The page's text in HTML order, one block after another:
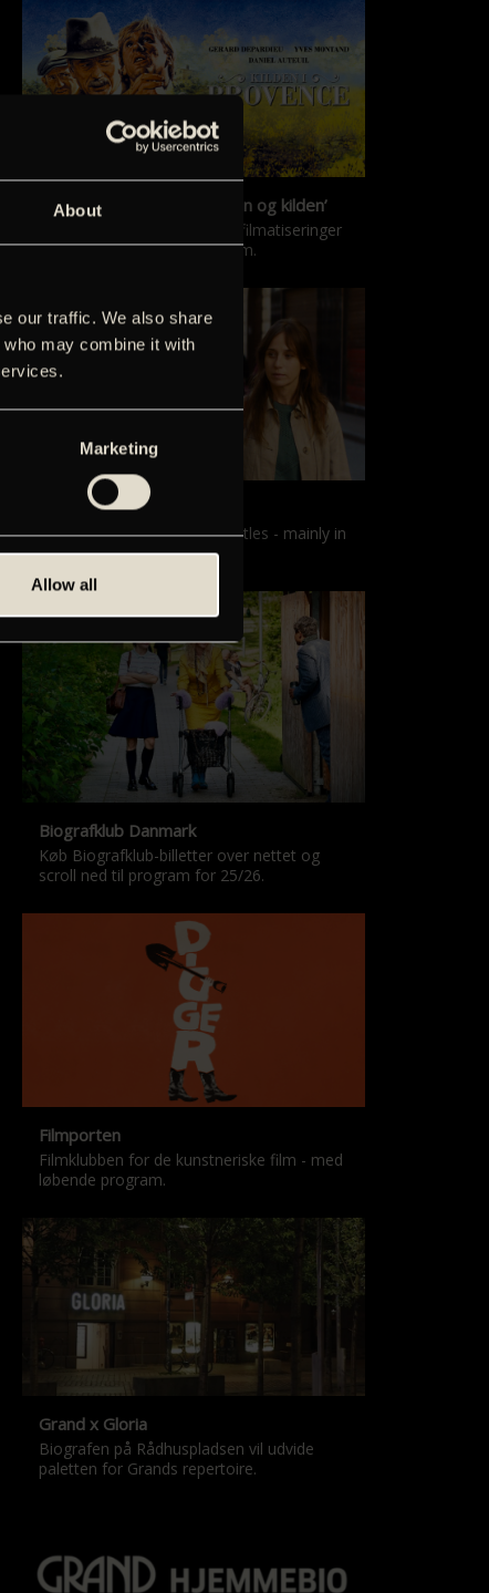
About
our traffic. We also share
may combine it with
Marketing
Allow all
‘Kilden i Provence’ & ‘Manon og kilden’
De klassiske Marcel Pagnol-filmatiseringer
er tilbage i nyrestaureret form.
Films with English subtitles
Screenings with English subtitles - mainly in
our sister cinema, Gloria.
Biografklub Danmark
Køb Biografklub-billetter over nettet og
scroll ned til program for 25/26.
Filmporten
Filmklubben for de kunstneriske film - med
løbende program.
Grand x Gloria
Biografen på Rådhuspladsen vil udvide
paletten for Grands repertoire.